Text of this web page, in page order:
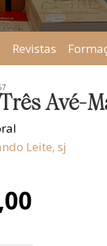
Revistas
Avé-
Leite, sj